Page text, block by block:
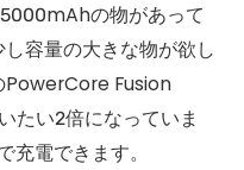
の物があって
容量の大きな物が欲し
PowerCore Fusion
たい2倍になっていま
電できます。